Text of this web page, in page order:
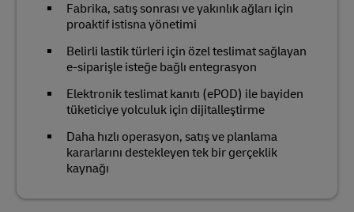
Fabrika, satış sonrası ve yakınlık ağları için
proaktif istisna yönetimi
Belirli lastik türleri için özel teslimat sağlayan
e-siparişle isteğe bağlı entegrasyon
Elektronik teslimat kanıtı (ePOD) ile bayiden
tüketiciye yolculuk için dijitalleştirme
Daha hızlı operasyon, satış ve planlama
kararlarını destekleyen tek bir gerçeklik
kaynağı